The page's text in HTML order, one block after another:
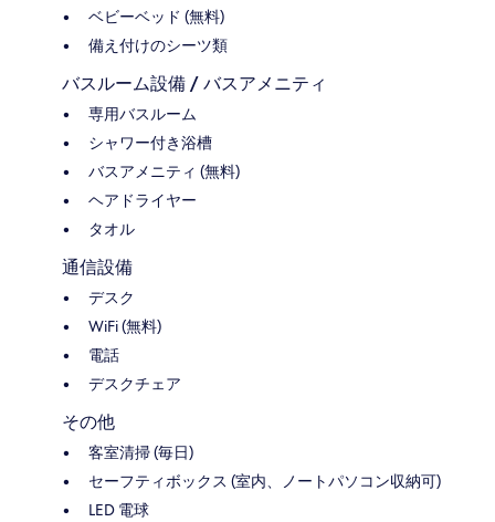
ベビーベッド (無料)
備え付けのシーツ類
バスルーム設備 / バスアメニティ
専用バスルーム
シャワー付き浴槽
バスアメニティ (無料)
ヘアドライヤー
タオル
通信設備
デスク
WiFi (無料)
電話
デスクチェア
その他
客室清掃 (毎日)
セーフティボックス (室内、ノートパソコン収納可)
LED 電球